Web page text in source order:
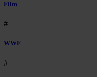
Film
#
WWF
#